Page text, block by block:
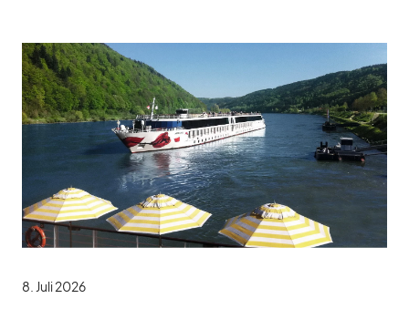
8. Juli 2026